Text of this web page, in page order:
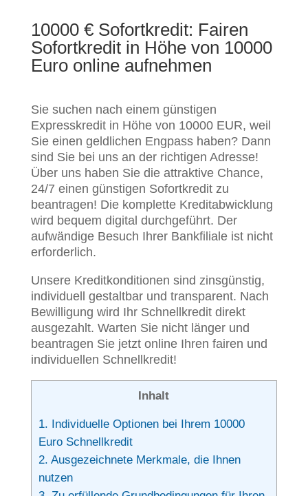
10000 € Sofortkredit: Fairen
Sofortkredit in Höhe von 10000
Euro online aufnehmen
Sie suchen nach einem günstigen
Expresskredit in Höhe von 10000 EUR, weil
Sie einen geldlichen Engpass haben? Dann
sind Sie bei uns an der richtigen Adresse!
Über uns haben Sie die attraktive Chance,
24/7 einen günstigen Sofortkredit zu
beantragen! Die komplette Kreditabwicklung
wird bequem digital durchgeführt. Der
aufwändige Besuch Ihrer Bankfiliale ist nicht
erforderlich.
Unsere Kreditkonditionen sind zinsgünstig,
individuell gestaltbar und transparent. Nach
Bewilligung wird Ihr Schnellkredit direkt
ausgezahlt. Warten Sie nicht länger und
beantragen Sie jetzt online Ihren fairen und
individuellen Schnellkredit!
Inhalt
1. Individuelle Optionen bei Ihrem 10000
Euro Schnellkredit
2. Ausgezeichnete Merkmale, die Ihnen
nutzen